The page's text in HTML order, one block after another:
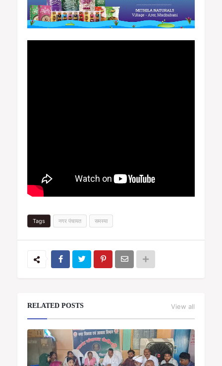
Tags नगर पंचायत समस्या
RELATED POSTS View all